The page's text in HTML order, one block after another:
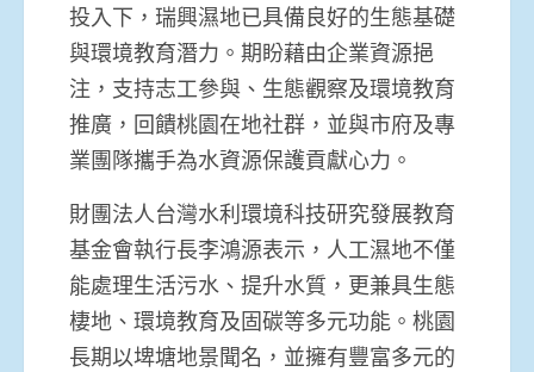
投入下，瑞興濕地已具備良好的生態基礎
與環境教育潛力。期盼藉由企業資源挹
注，支持志工參與、生態觀察及環境教育
推廣，回饋桃園在地社群，並與市府及專
業團隊攜手為水資源保護貢獻心力。
財團法人台灣水利環境科技研究發展教育
基金會執行長李鴻源表示，人工濕地不僅
能處理生活污水、提升水質，更兼具生態
棲地、環境教育及固碳等多元功能。桃園
長期以埤塘地景聞名，並擁有豐富多元的